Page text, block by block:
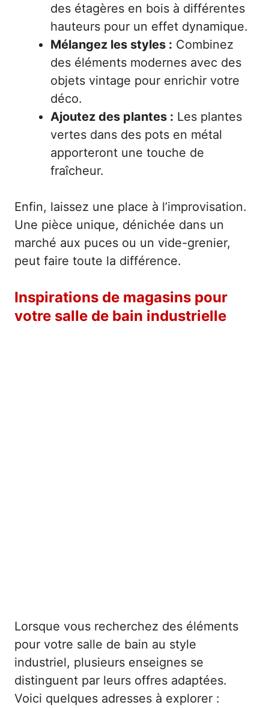
des étagères en bois à différentes
hauteurs pour un effet dynamique.
Mélangez les styles : Combinez
des éléments modernes avec des
objets vintage pour enrichir votre
déco.
Ajoutez des plantes : Les plantes
vertes dans des pots en métal
apporteront une touche de
fraîcheur.
Enfin, laissez une place à l’improvisation.
Une pièce unique, dénichée dans un
marché aux puces ou un vide-grenier,
peut faire toute la différence.
Inspirations de magasins pour
votre salle de bain industrielle
Lorsque vous recherchez des éléments
pour votre salle de bain au style
industriel, plusieurs enseignes se
distinguent par leurs offres adaptées.
Voici quelques adresses à explorer :